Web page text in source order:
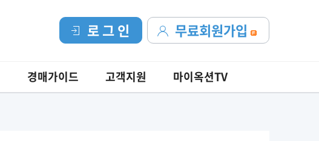
무료회원가입
로 그 인
경매가이드 고객지원 마이옥션TV